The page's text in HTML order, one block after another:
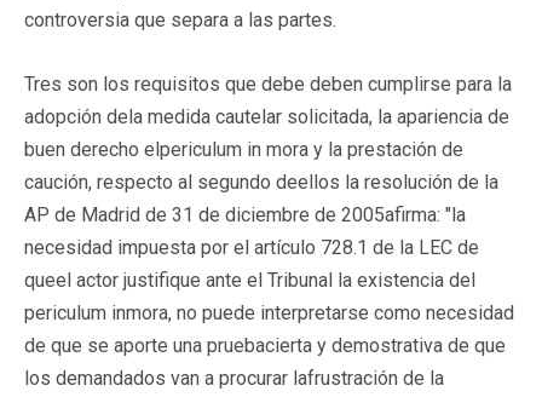
controversia que separa a las partes.
Tres son los requisitos que debe deben cumplirse para la
adopción dela medida cautelar solicitada, la apariencia de
buen derecho elpericulum in mora y la prestación de
caución, respecto al segundo deellos la resolución de la
AP de Madrid de 31 de diciembre de 2005afirma: "la
necesidad impuesta por el artículo 728.1 de la LEC de
queel actor justifique ante el Tribunal la existencia del
periculum inmora, no puede interpretarse como necesidad
de que se aporte una pruebacierta y demostrativa de que
los demandados van a procurar lafrustración de la